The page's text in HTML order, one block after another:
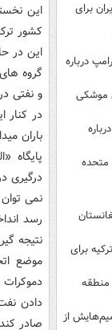
برای
درباره
موشکی
متحده
برای
منطقه
از
این
کشور
این در
گروه
و نفتی
در کنار
باران
پایگاه
درگیری
نمی
رسد
نتیجه
موضع
دادن
صادر